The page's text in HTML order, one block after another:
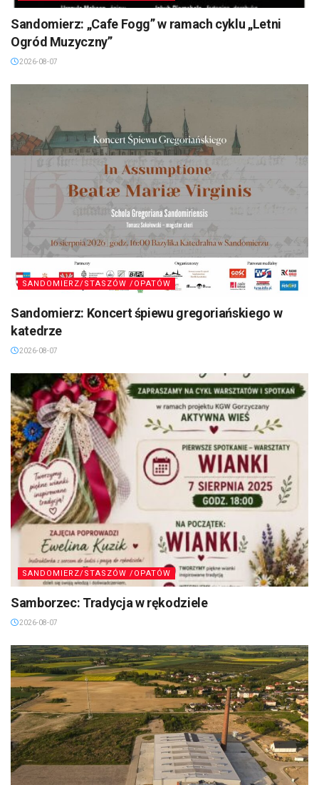
Sandomierz: „Cafe Fogg” w ramach cyklu „Letni
Ogród Muzyczny”
2026-08-07
SANDOMIERZ/STASZÓW /OPATÓW
Sandomierz: Koncert śpiewu gregoriańskiego w
katedrze
2026-08-07
SANDOMIERZ/STASZÓW /OPATÓW
Samborzec: Tradycja w rękodziele
2026-08-07